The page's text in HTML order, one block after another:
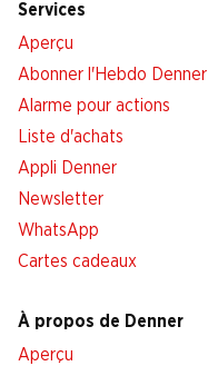
Services
Aperçu
Abonner l'Hebdo Denner
Alarme pour actions
Liste d'achats
Appli Denner
Newsletter
WhatsApp
Cartes cadeaux
À propos de Denner
Aperçu